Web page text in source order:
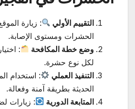
التقييم الأولي
: زيارة
الحشرات ومستوى الإصابة.
وضع خطة المكافحة
:
لكل نوع حشرة.
التنفيذ العملي
: استخدام
الحديثة بطريقة آمنة وفعالة.
المتابعة الدورية
: زيارات